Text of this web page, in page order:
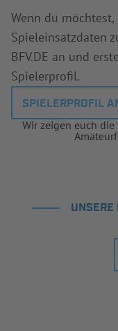
Wenn du
Spieleinsatzdaten
BFV.DE an und
Spielerprofil.
SPIELERPROFIL
Wir zeigen euch
UNSERE